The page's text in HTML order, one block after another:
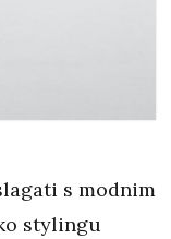
s modnim
stylingu